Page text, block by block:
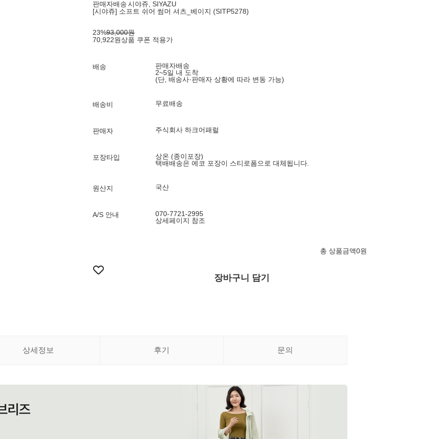
판매자배송시야쥬, SIYAZU
[시야쥬] 소프트 쉬어 썸머 셔츠_베이지 (SITP5278)
23%93,000원
70,922원상품 쿠폰 적용가
배송
판매자배송
2~5일 내 도착
(단, 배송사·판매자 상황에 따라 변동 가능)
배송비 무료배송
판매자 주식회사 하크어패럴
포장타입
상온 (종이포장)
택배배송은 에코 포장이 스티로폼으로 대체됩니다.
원산지 국산
A/S 안내
070-7721-2995
상세페이지 참조
총 상품금액0원
장바구니 담기
상세정보 후기 문의